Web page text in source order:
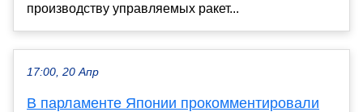
производству управляемых ракет...
17:00, 20 Апр
В парламенте Японии прокомментировали